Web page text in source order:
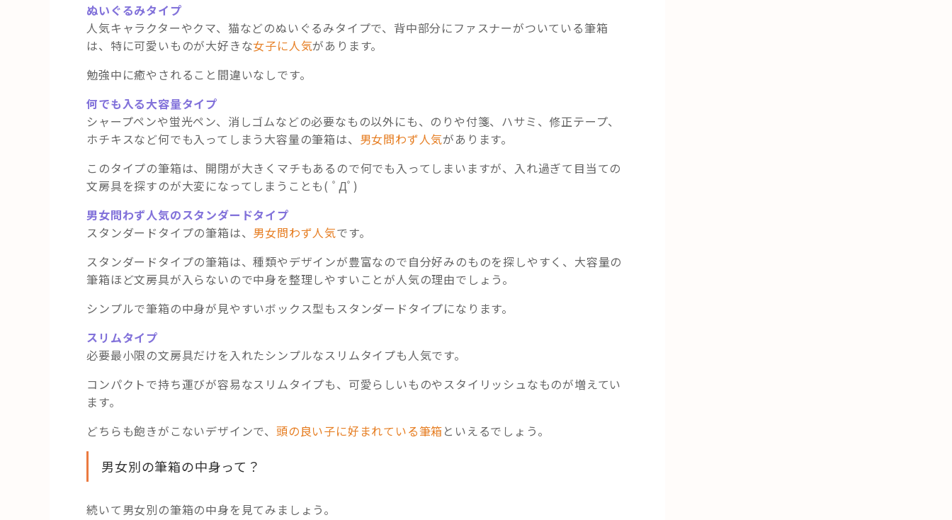
ぬいぐるみタイプ
人気キャラクターやクマ、猫などのぬいぐるみタイプで、背中部分にファスナーがついている筆箱
は、特に可愛いものが大好きな女子に人気があります。
勉強中に癒やされること間違いなしです。
何でも入る大容量タイプ
シャープペンや蛍光ペン、消しゴムなどの必要なもの以外にも、のりや付箋、ハサミ、修正テープ、
ホチキスなど何でも入ってしまう大容量の筆箱は、 男女問わず人気があります。
このタイプの筆箱は、開閉が大きくマチもあるので何でも入ってしまいますが、入れ過ぎて目当ての
文房具を探すのが大変になってしまうことも( ﾟДﾟ)
男女問わず人気のスタンダードタイプ
スタンダードタイプの筆箱は、 男女問わず人気です。
スタンダードタイプの筆箱は、種類やデザインが豊富なので自分好みのものを探しやすく、大容量の
筆箱ほど文房具が入らないので中身を整理しやすいことが人気の理由でしょう。
シンプルで筆箱の中身が見やすいボックス型もスタンダードタイプになります。
スリムタイプ
必要最小限の文房具だけを入れたシンプルなスリムタイプも人気です。
コンパクトで持ち運びが容易なスリムタイプも、可愛らしいものやスタイリッシュなものが増えてい
ます。
どちらも飽きがこないデザインで、 頭の良い子に好まれている筆箱といえるでしょう。
男女別の筆箱の中身って？
続いて男女別の筆箱の中身を見てみましょう。